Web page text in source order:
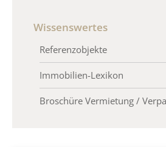
Wissenswertes
Referenzobjekte
Immobilien-Lexikon
Broschüre Vermietung /